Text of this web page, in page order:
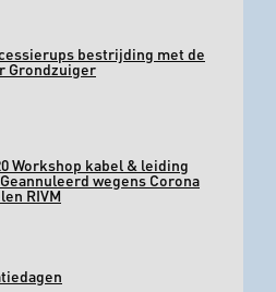
bestrijding met de
Grondzuiger
Workshop kabel & leiding
wegens Corona
RIVM